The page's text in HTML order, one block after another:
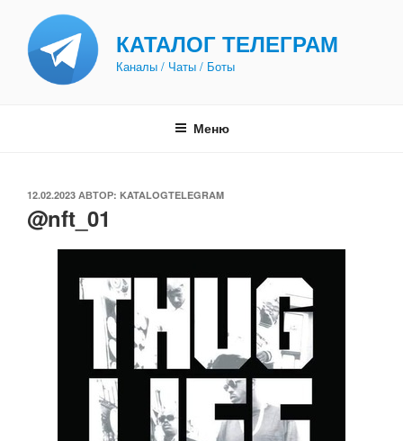
содержимому
КАТАЛОГ ТЕЛЕГРАМ
Каналы / Чаты / Боты
Меню
ОПУБЛИКОВАНО
12.02.2023 АВТОР: KATALOGTELEGRAM
@nft_01